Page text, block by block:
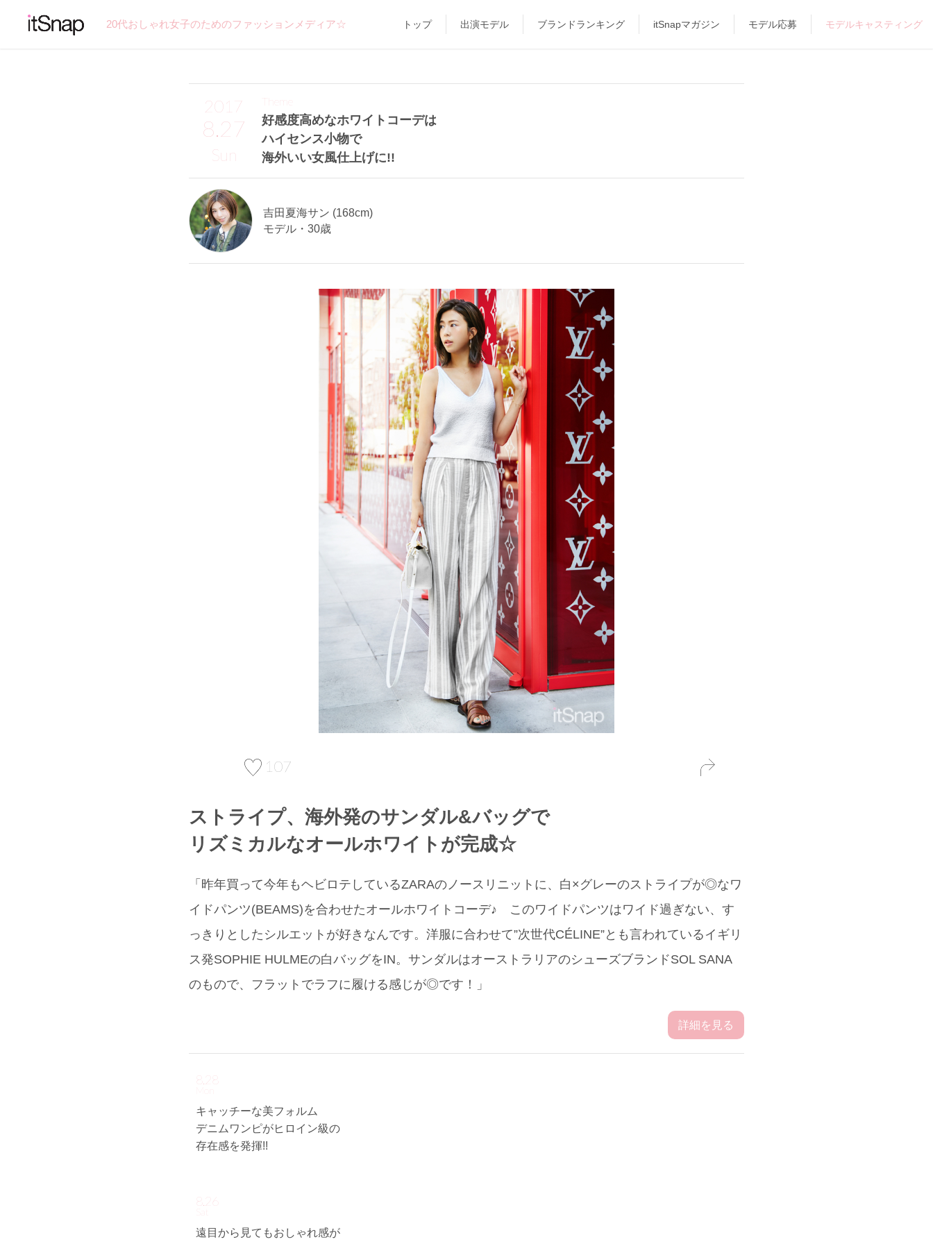
20代おしゃれ女子のためのファッションメディア☆ トップ 出演モデル ブランドランキング itSnapマガジン モデル応募 モデルキャスティング
2017
8.27
Sun
好感度高めなホワイトコーデは
ハイセンス小物で
海外いい女風仕上げに!!
Theme
吉田夏海サン (168cm)
モデル・30歳
107
ストライプ、海外発のサンダル&バッグで
リズミカルなオールホワイトが完成☆
「昨年買って今年もヘビロテしているZARAのノースリニットに、白×グレーのストライプが◎なワ
イドパンツ(BEAMS)を合わせたオールホワイトコーデ♪ このワイドパンツはワイド過ぎない、す
っきりとしたシルエットが好きなんです。洋服に合わせて”次世代CÉLINE”とも言われているイギリ
ス発SOPHIE HULMEの白バッグをIN。サンダルはオーストラリアのシューズブランドSOL SANA
のもので、フラットでラフに履ける感じが◎です！」
詳細を見る
8.28
キャッチーな美フォルム
デニムワンピがヒロイン級の
存在感を発揮!!
8.26
遠目から見てもおしゃれ感が